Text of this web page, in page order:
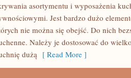
asortymentu i wyposażenia
Jest bardzo dużo
nie można się obejść. Do nich
Należy je dostosować do
dużą [ Read More ]